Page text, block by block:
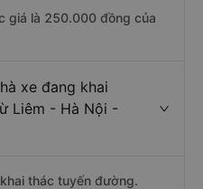
giá là 250.000 đồng của
xe đang khai
Liêm - Hà Nội -
thác tuyến đường.